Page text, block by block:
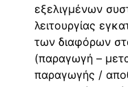
εξελιγμένων
λειτουργίας
των διαφόρων
(παραγωγή –
παραγωγής /